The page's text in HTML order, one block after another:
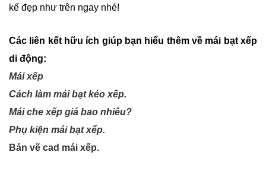
kế đẹp như trên ngay nhé!
Các liên kết hữu ích giúp bạn hiểu thêm về mái bạt xếp
di động:
Mái xếp
Cách làm mái bạt kéo xếp.
Mái che xếp giá bao nhiêu?
Phụ kiện mái bạt xếp.
Bản vẽ cad mái xếp.